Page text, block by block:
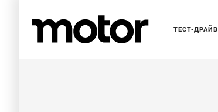
ТЕСТ-ДРАЙВ